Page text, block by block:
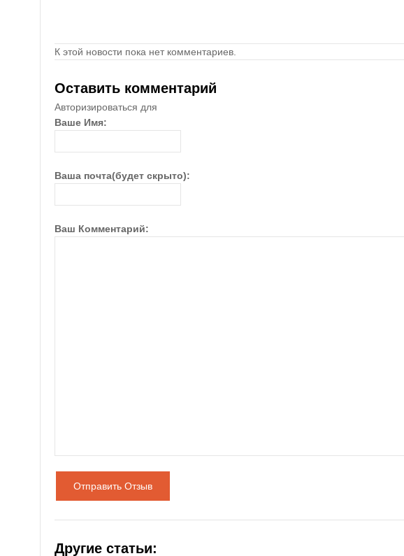
К этой новости пока нет комментариев.
Оставить комментарий
Авторизироваться для
Ваше Имя:
Ваша почта(будет скрыто):
Ваш Комментарий:
Отправить Отзыв
Другие статьи: